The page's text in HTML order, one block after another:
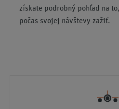
získate podrobný pohľad na
počas svojej návštevy zažiť.